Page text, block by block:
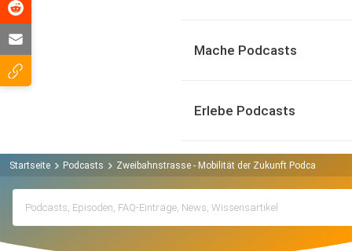
Mache Podcasts
Erlebe Podcasts
Startseite Podcasts Zweibahnstrasse - Mobilität der Zukunft Podcast